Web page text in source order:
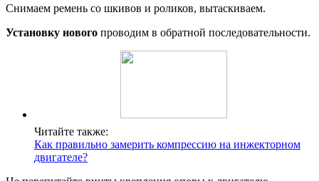
Снимаем ремень со шкивов и роликов, вытаскиваем.
Установку нового проводим в обратной последовательности.
Читайте также:
Как правильно замерить компрессию на инжекторном
двигателе?